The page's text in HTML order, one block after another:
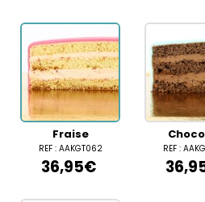
Fraise
REF : AAKGT062
36,95€
REF :